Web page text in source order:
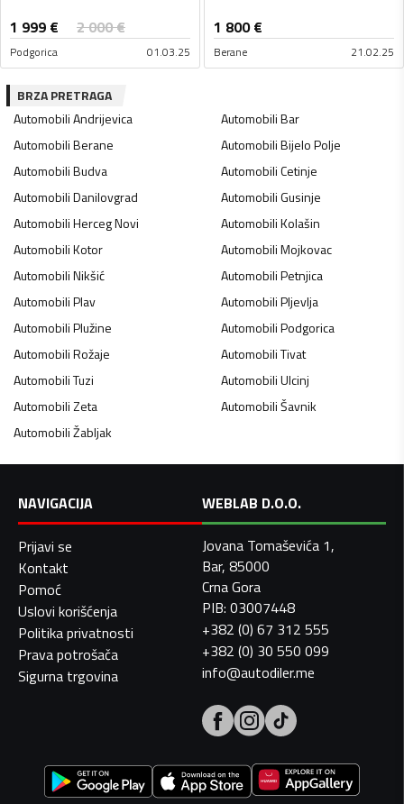
1 999 € 2 000€
Podgorica 01.03.25
1 800€
Berane 21.02.25
BRZA PRETRAGA
AutomobiliAndrijevica AutomobiliBar
AutomobiliBerane AutomobiliBijelo Polje
AutomobiliBudva AutomobiliCetinje
AutomobiliDanilovgrad AutomobiliGusinje
AutomobiliHerceg Novi AutomobiliKolašin
AutomobiliKotor AutomobiliMojkovac
AutomobiliNikšić AutomobiliPetnjica
AutomobiliPlav AutomobiliPljevlja
AutomobiliPlužine AutomobiliPodgorica
AutomobiliRožaje AutomobiliTivat
AutomobiliTuzi AutomobiliUlcinj
AutomobiliZeta AutomobiliŠavnik
AutomobiliŽabljak
NAVIGACIJA
Prijavi se
Kontakt
Pomoć
Uslovi korišćenja
Politika privatnosti
Prava potrošača
Sigurna trgovina
WEBLAB D.O.O.
Jovana Tomaševića 1,
Bar, 85000
Crna Gora
PIB: 03007448
+382 (0) 67 312 555
+382 (0) 30 550 099
info@autodiler.me